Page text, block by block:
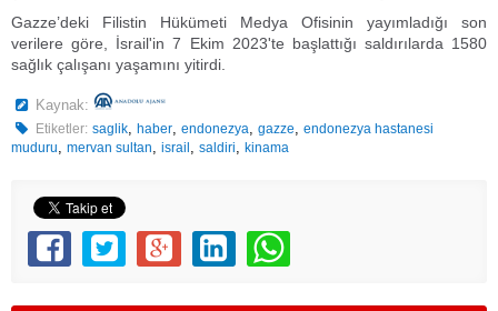
Gazze’deki Filistin Hükümeti Medya Ofisinin yayımladığı son
verilere göre, İsrail'in 7 Ekim 2023'te başlattığı saldırılarda 1580
sağlık çalışanı yaşamını yitirdi.
Kaynak:
Etiketler: saglik,haber,endonezya,gazze,endonezya hastanesi
muduru, mervan sultan, israil , saldiri, kinama